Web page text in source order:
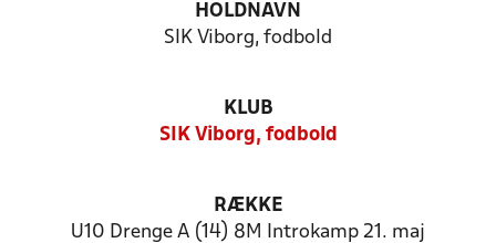
HOLDNAVN
SIK Viborg, fodbold
KLUB
SIK Viborg, fodbold
RÆKKE
U10 Drenge A (14) 8M Introkamp 21. maj